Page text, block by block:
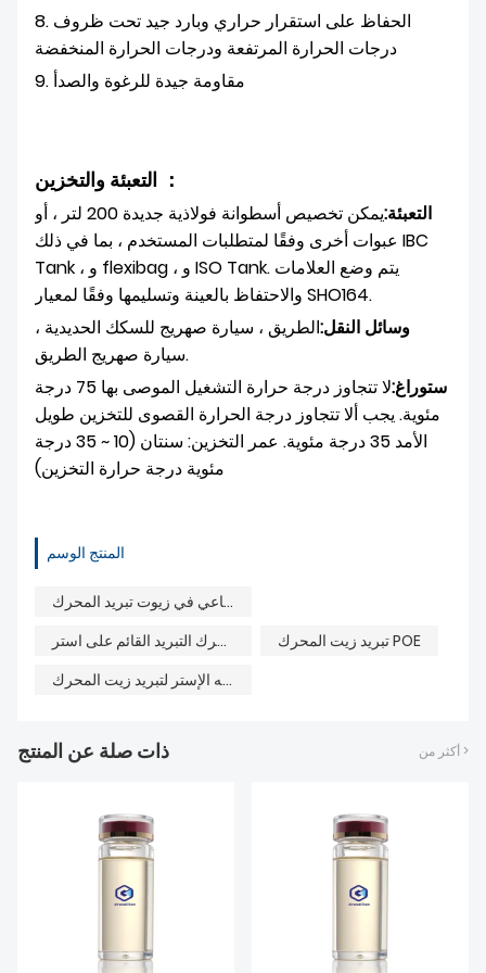
8. الحفاظ على استقرار حراري وبارد جيد تحت ظروف
درجات الحرارة المرتفعة ودرجات الحرارة المنخفضة
9. مقاومة جيدة للرغوة والصدأ
التعبئة والتخزين ：
التعبئة:
يمكن تخصيص أسطوانة فولاذية جديدة 200 لتر ، أو
عبوات أخرى وفقًا لمتطلبات المستخدم ، بما في ذلك IBC
Tank ، و flexibag ، و ISO Tank. يتم وضع العلامات
والاحتفاظ بالعينة وتسليمها وفقًا لمعيار SHO164.
وسائل النقل:الطريق ، سيارة صهريج للسكك الحديدية ،
سيارة صهريج الطريق.
ستوراغ:
لا تتجاوز درجة حرارة التشغيل الموصى بها 75 درجة
مئوية. يجب ألا تتجاوز درجة الحرارة القصوى للتخزين طويل
الأمد 35 درجة مئوية. عمر التخزين: سنتان (10 ~ 35 درجة
مئوية درجة حرارة التخزين)
المنتج الوسم
زيت قاعدي استر صناعي في زيوت تبريد المحرك
زيت محرك التبريد القائم على استر
تبريد زيت المحرك POE
زيت صناعي أساسه الإستر لتبريد زيت المحرك
ذات صلة عن المنتج أكثر من >